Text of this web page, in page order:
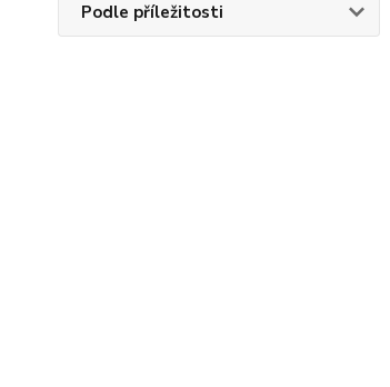
Podle příležitosti